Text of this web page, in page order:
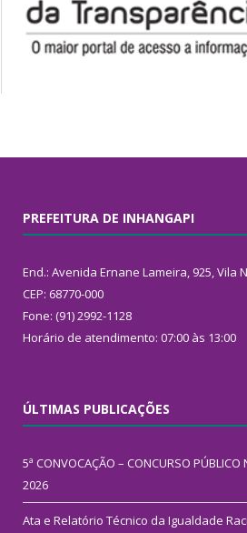
PREFEITURA DE INHANGAPI
End.: Avenida Ernane Lameira, 925, Vila
CEP: 68770-000
Fone: (91) 2992-1128
Horário de atendimento: 07:00 às 13:00
ÚLTIMAS PUBLICAÇÕES
5ª CONVOCAÇÃO – CONCURSO PÚBLICO
2026
Ata e Relatório Técnico da Igualdade